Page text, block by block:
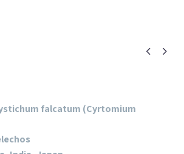
 
falcatum (Cyrtomium